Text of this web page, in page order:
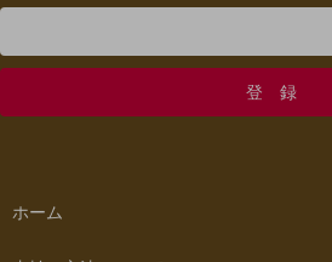
ホーム